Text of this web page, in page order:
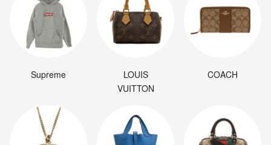
Supreme
LOUIS
VUITTON
COACH